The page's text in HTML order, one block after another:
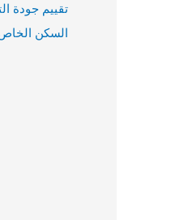
تقييم جودة
السكن